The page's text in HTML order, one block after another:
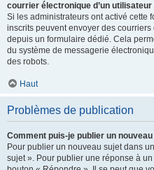
courrier électronique d’un utilisateur
Si les administrateurs ont activé cette
inscrits peuvent envoyer des
depuis un formulaire dédié. Cela
du système de messagerie
des robots.
Haut
Problèmes de publication
Comment puis-je publier un
Pour publier un nouveau sujet dans
sujet ». Pour publier une réponse à